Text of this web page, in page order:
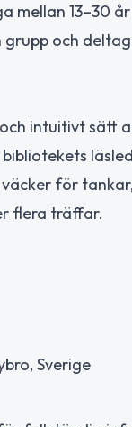
mellan 13–30
och
intuitivt sätt
för
flera träffar.
Sverige